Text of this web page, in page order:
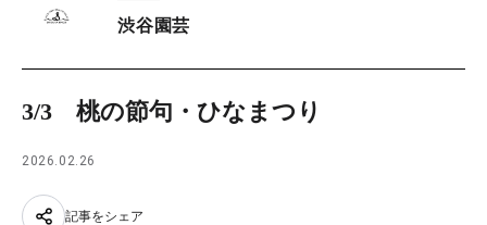
PARCOメンバーズ
渋谷園芸
3/3 桃の節句・ひなまつり
2026.02.26
記事をシェア